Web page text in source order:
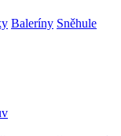
Baleríny Sněhule